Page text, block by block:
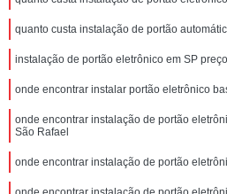
quanto custa instalação de portão
instalação de portão eletrônico em SP
onde encontrar instalar portão eletrônico
onde encontrar instalação de portão
São Rafael
onde encontrar instalação de portão